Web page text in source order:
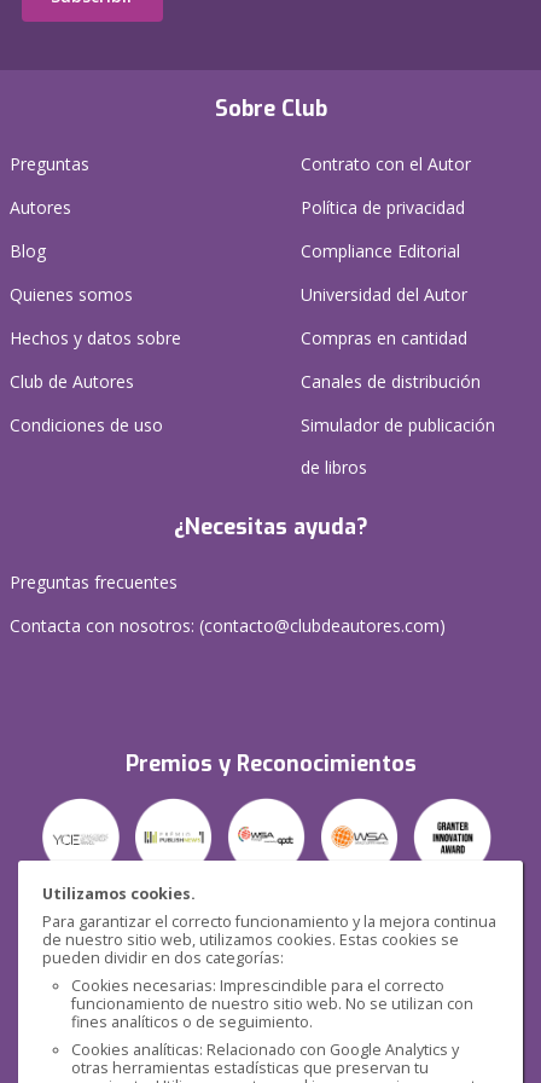
Utilizamos cookies.
Para garantizar el correcto funcionamiento y la mejora continua
de nuestro sitio web, utilizamos cookies. Estas cookies se
pueden dividir en dos categorías:
Cookies necesarias: Imprescindible para el correcto
funcionamiento de nuestro sitio web. No se utilizan con
fines analíticos o de seguimiento.
Cookies analíticas: Relacionado con Google Analytics y
otras herramientas estadísticas que preservan tu
Sobre Club
Preguntas
Autores
Blog
Quienes somos
Hechos y datos sobre
Club de Autores
Condiciones de uso
Contrato con el Autor
Política de privacidad
Compliance Editorial
Universidad del Autor
Compras en cantidad
Canales de distribución
Simulador de publicación
de libros
¿Necesitas ayuda?
Preguntas frecuentes
Contacta con nosotros: (contacto@clubdeautores.com)
Premios y Reconocimientos
Seguridad